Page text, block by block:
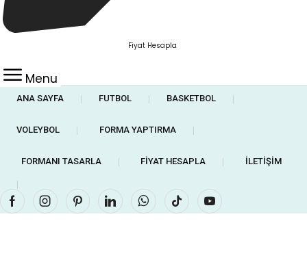
Fiyat Hesapla
Menu
ANA SAYFA ❘ FUTBOL ❘ BASKETBOL ❘
VOLEYBOL ❘ FORMA YAPTIRMA ❘
FORMANI TASARLA ❘ FIYAT HESAPLA ❘ İLETIŞIM
FacebookInstagramPinterestLinkedinWhatsapp
Tik-
Youtube